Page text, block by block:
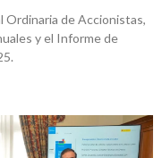
Ordinaria de Accionistas,
y el Informe de